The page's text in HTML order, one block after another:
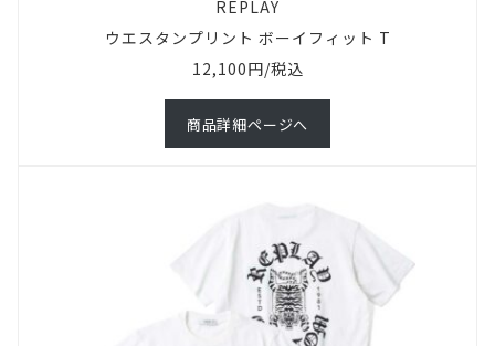
REPLAY
ウエスタンプリント ボーイフィット T
12,100円/税込
商品詳細ページへ